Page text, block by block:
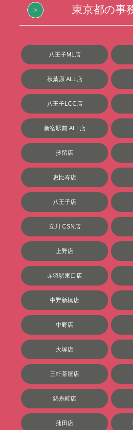
東京都の事
八王子ML店
秋葉原 ALL店
八王子LCC店
新宿駅前 ALL店
汐留店
恵比寿店
八王子店
立川 CSN店
上野店
赤羽駅東口店
中野新橋店
中野店
大塚店
三軒茶屋店
錦糸町店
蒲田店